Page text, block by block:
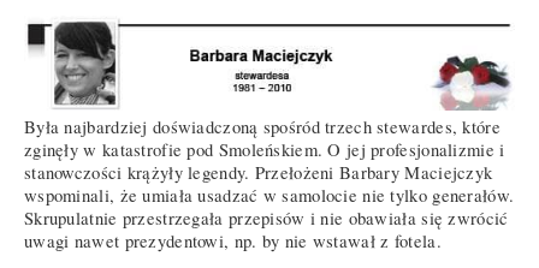
Była najbardziej doświadczoną spośród trzech stewardes, które
zginęły w katastrofie pod Smoleńskiem. O jej profesjonalizmie i
stanowczości krążyły legendy. Przełożeni Barbary Maciejczyk
wspominali, że umiała usadzać w samolocie nie tylko generałów.
Skrupulatnie przestrzegała przepisów i nie obawiała się zwrócić
uwagi nawet prezydentowi, np. by nie wstawał z fotela.